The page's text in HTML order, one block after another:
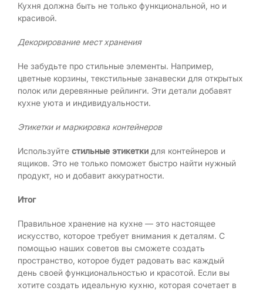
Кухня должна быть не только функциональной, но и
красивой.
Декорирование мест хранения
Не забудьте про стильные элементы. Например,
цветные корзины, текстильные занавески для открытых
полок или деревянные рейлинги. Эти детали добавят
кухне уюта и индивидуальности.
Этикетки и маркировка контейнеров
Используйте стильные этикетки для контейнеров и
ящиков. Это не только поможет быстро найти нужный
продукт, но и добавит аккуратности.
Итог
Правильное хранение на кухне — это настоящее
искусство, которое требует внимания к деталям. С
помощью наших советов вы сможете создать
пространство, которое будет радовать вас каждый
день своей функциональностью и красотой. Если вы
хотите создать идеальную кухню, которая сочетает в